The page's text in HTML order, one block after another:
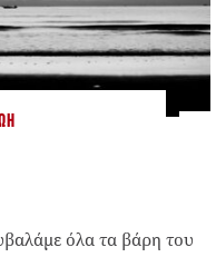
όλα τα βάρη του